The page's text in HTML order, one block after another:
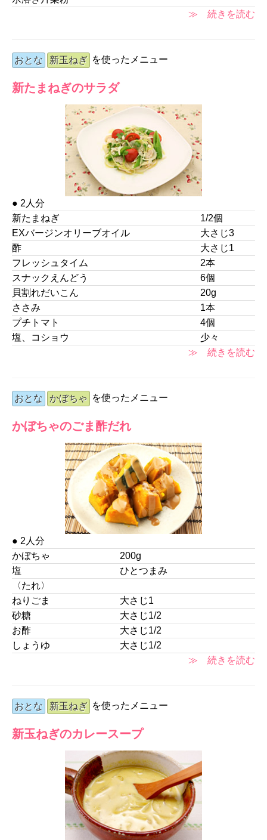
≫ 続きを読む
おとな 新玉ねぎ を使ったメニュー
新たまねぎのサラダ
● 2人分
新たまねぎ
1/2個
EXバージンオリーブオイル
大さじ3
酢
大さじ1
フレッシュタイム
2本
スナックえんどう
6個
貝割れだいこん
20g
ささみ
1本
プチトマト
4個
塩、コショウ
少々
≫ 続きを読む
おとな かぼちゃ を使ったメニュー
かぼちゃのごま酢だれ
● 2人分
かぼちゃ
200g
塩
ひとつまみ
〈たれ〉
ねりごま
大さじ1
砂糖
大さじ1/2
お酢
大さじ1/2
しょうゆ
大さじ1/2
≫ 続きを読む
おとな 新玉ねぎ を使ったメニュー
新玉ねぎのカレースープ